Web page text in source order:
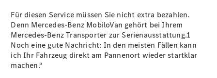
finden
Probefahrt
vereinbaren
Servicetermin
online
Für diesen Service müssen Sie nicht extra bezahlen.
Denn Mercedes-Benz MobiloVan gehört bei Ihrem
Mercedes-Benz Transporter zur Serienausstattung.1
Noch eine gute Nachricht: In den meisten Fällen kann
ich Ihr Fahrzeug direkt am Pannenort wieder startklar
machen.“